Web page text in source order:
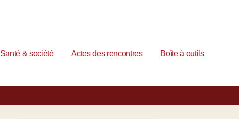
Santé & société Actes des rencontres
Boîte à outils